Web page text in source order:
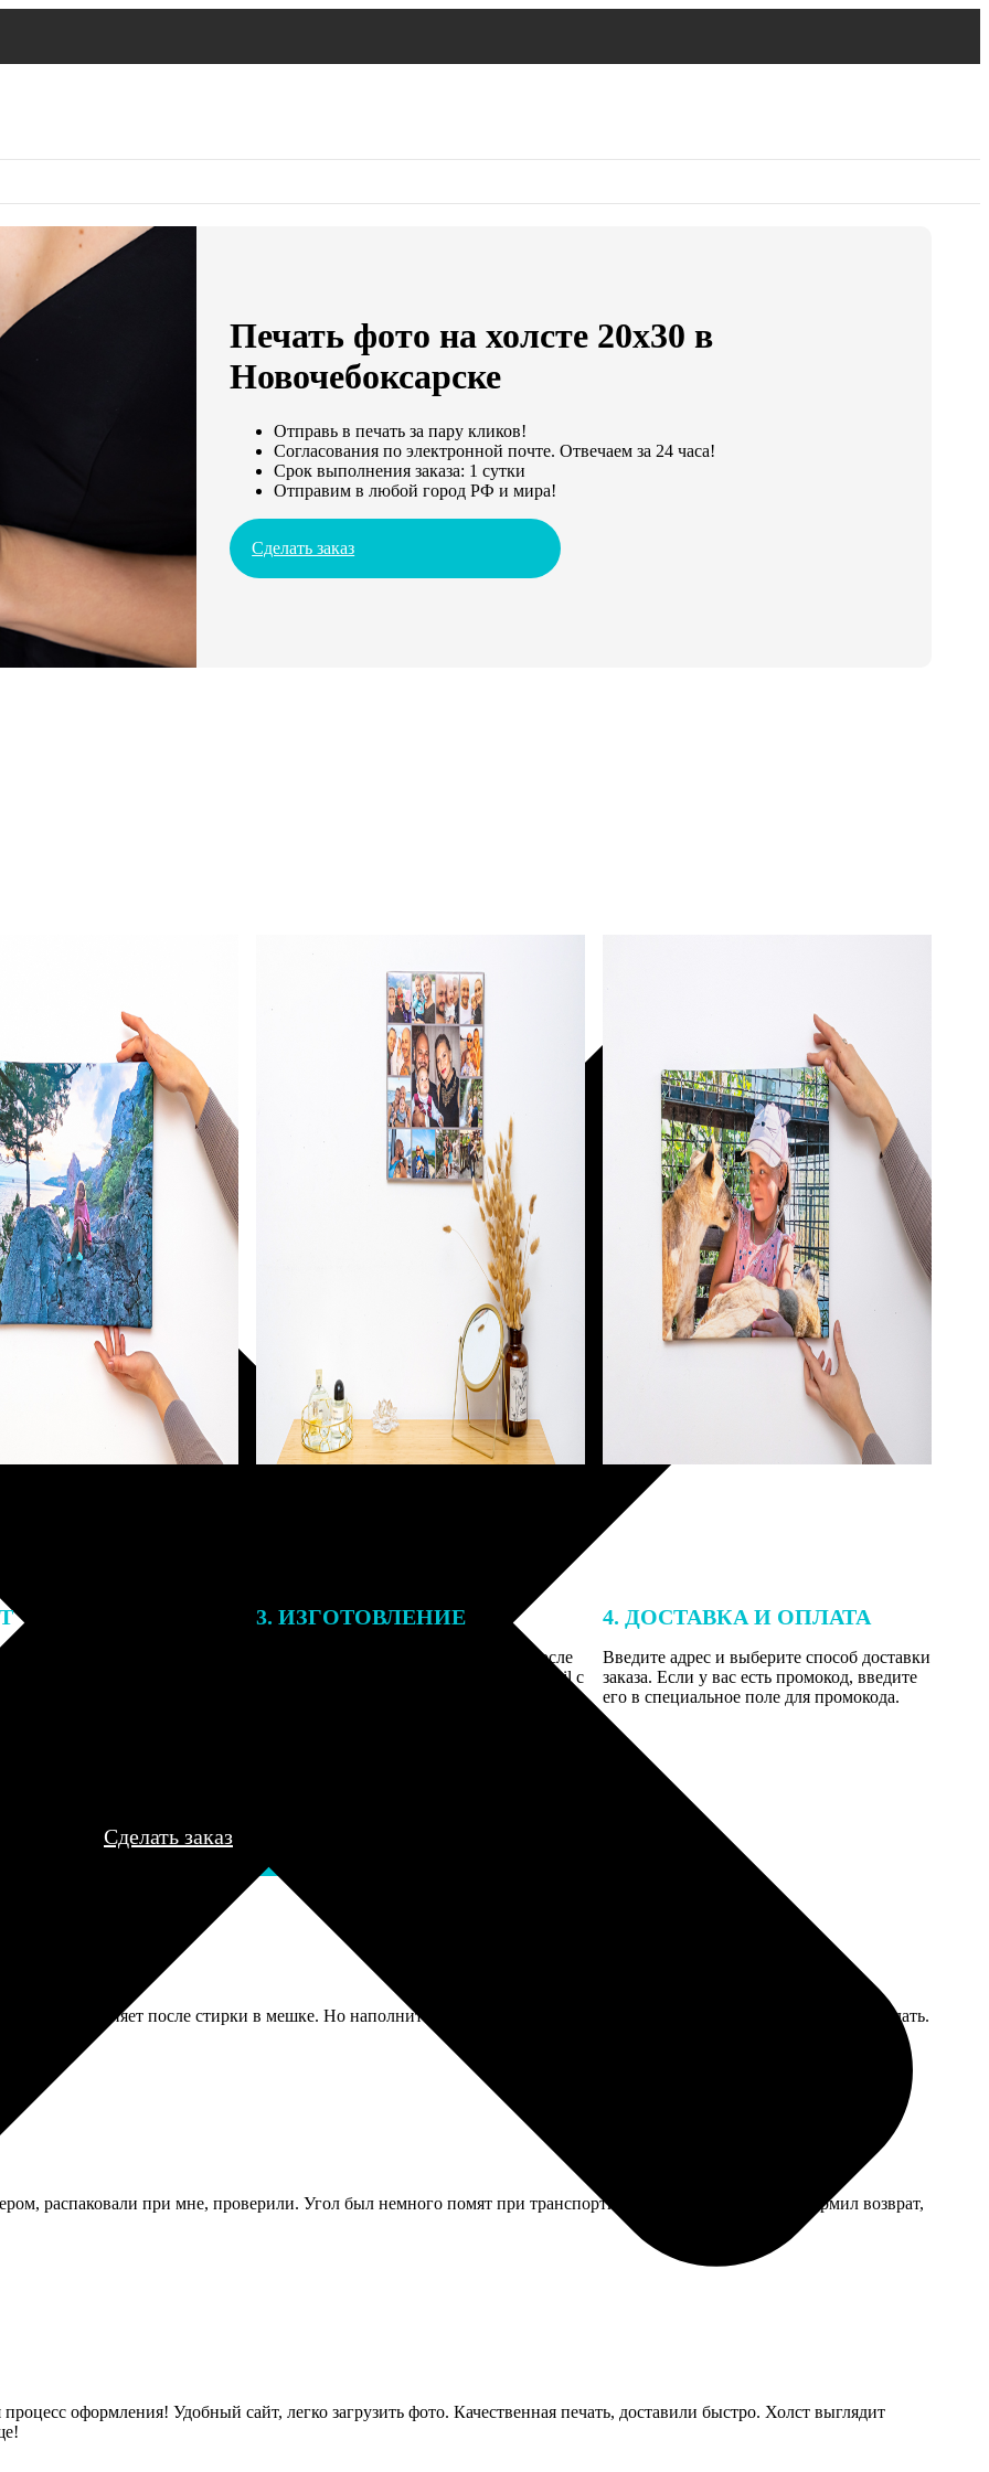
Печать фото на холсте 20х30 в
Новочебоксарске
Отправь в печать за пару кликов!
Согласования по электронной почте. Отвечаем за 24 часа!
Срок выполнения заказа: 1 сутки
Отправим в любой город РФ и мира!
Сделать заказ
заказа к печати
могут связаться с Вами
телефону или email для
деталей.
3. ИЗГОТОВЛЕНИЕ
Оплатите заказ банковской картой. После
оплаты получите подтверждение на email с
4. ДОСТАВКА И ОПЛАТА
Введите адрес и выберите способ доставки
заказа. Если у вас есть промокод, введите
его в специальное поле для промокода.
Сделать заказ
не линяет после стирки в мешке. Но наполнитель сбился в комки через месяц, пришлось распороть и переделать.
распаковали при мне, проверили. Угол был немного помят при транспортировке, но курьер сразу оформил возврат,
оформления! Удобный сайт, легко загрузить фото. Качественная печать, доставили быстро. Холст выглядит